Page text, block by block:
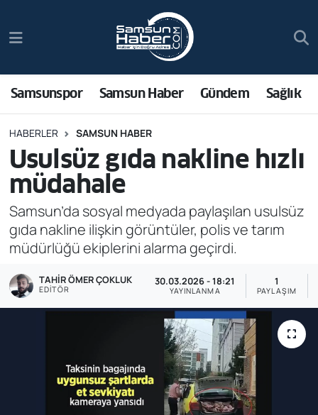
Samsunspor Samsun Haber Gündem Sağlık
HABERLER SAMSUN HABER
Usulsüz gıda nakline hızlı
müdahale
Samsun’da sosyal medyada paylaşılan usulsüz
gıda nakline ilişkin görüntüler, polis ve tarım
müdürlüğü ekiplerini alarma geçirdi.
TAHIR ÖMER ÇOKLUK
EDITÖR
30.03.2026 - 18:21
YAYINLANMA
1
PAYLAŞIM
Samsun Haber
Sağlık
Asayiş
Bilim ve Teknoloji
Bölge
Dünya
Ekonomi
Gündem
Trafik Durumu
Süper Lig Puan Durumu ve Fikstür
Tüm Manşetler
Son Dakika Haberleri
Haber Arşivi